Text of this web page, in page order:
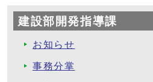
建設部開発指導課
お知らせ
事務分掌